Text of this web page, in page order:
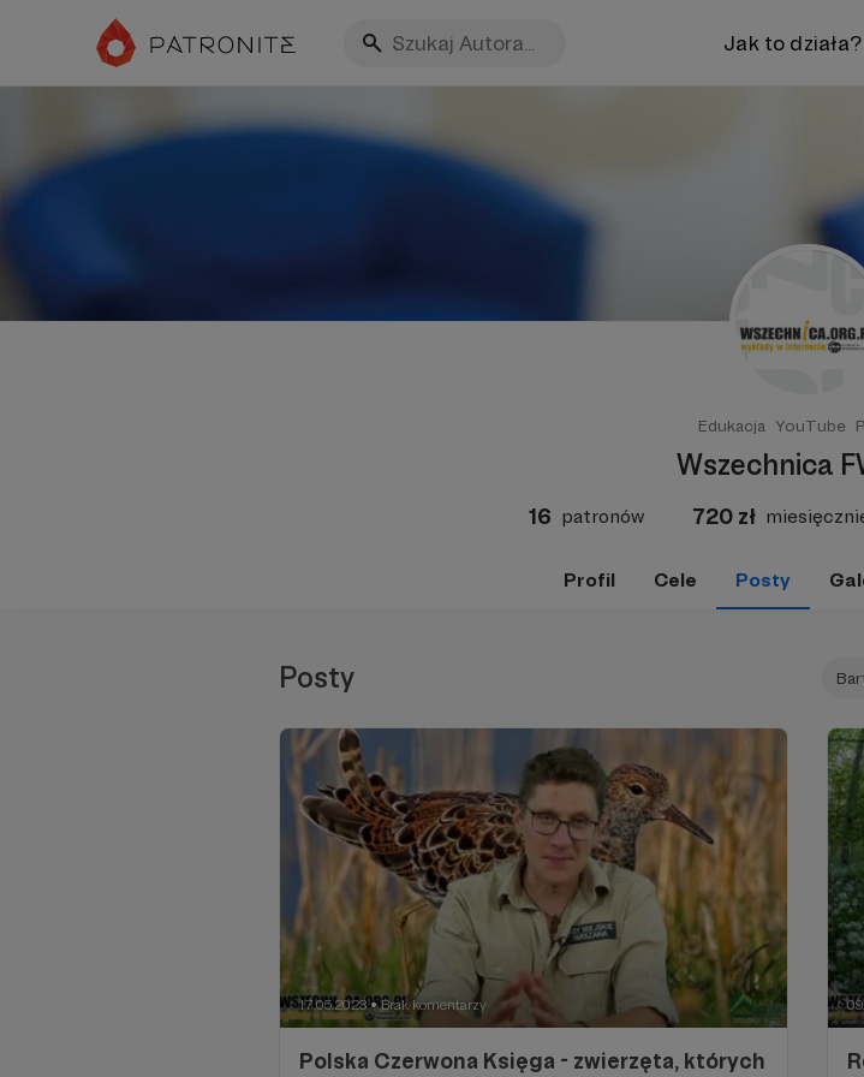
Jak to działa?
Edukacja YouTube
Wszechnica
16 patronów 720 zł
Profil Cele Posty
Posty
17.05.2023 ● Brak komentarzy
Polska Czerwona Księga - zwierzęta, których